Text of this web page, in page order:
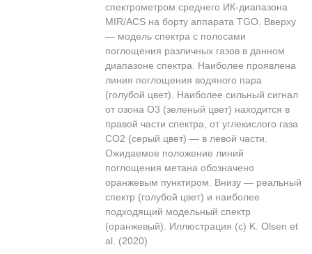
спектрометром среднего ИК-диапазона
MIR/ACS на борту аппарата TGO. Вверху
— модель спектра с полосами
поглощения различных газов в данном
диапазоне спектра. Наиболее проявлена
линия поглощения водяного пара
(голубой цвет). Наиболее сильный сигнал
от озона O3 (зеленый цвет) находится в
правой части спектра, от углекислого газа
CO2 (серый цвет) — в левой части.
Ожидаемое положение линий
поглощения метана обозначено
оранжевым пунктиром. Внизу — реальный
спектр (голубой цвет) и наиболее
подходящий модельный спектр
(оранжевый). Иллюстрация (с) K. Olsen et
al. (2020)